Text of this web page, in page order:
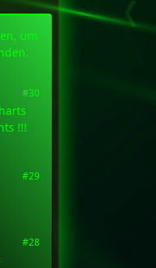
um
#30
!!!
#29
#28